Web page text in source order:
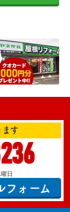
す
日
フォーム